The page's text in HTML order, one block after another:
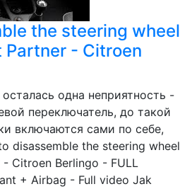
the steering wheel
Partner - Citroen
одна неприятность -
переключатель, до такой
включаются сами по себе,
disassemble the steering wheel
Citroen Berlingo - FULL
+ Airbag - Full video Jak